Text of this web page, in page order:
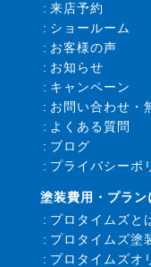
来店予約
ショールーム
お客様の声
お知らせ
キャンペーン
お問い合わせ・
よくある質問
ブログ
プライバシーポ
塗装費用・プラン
プロタイムズと
プロタイムズ塗
プロタイムズオ